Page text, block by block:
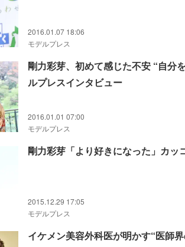
2016.01.07 18:06
モデルプレス
剛力彩芽、初めて感じた不安 “自
ルプレスインタビュー
2016.01.01 07:00
モデルプレス
剛力彩芽「より好きになった」カッ
2015.12.29 17:05
モデルプレス
イケメン美容外科医が明かす“医師